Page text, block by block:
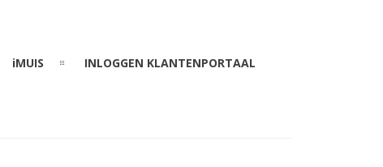
iMUIS INLOGGEN KLANTENPORTAAL